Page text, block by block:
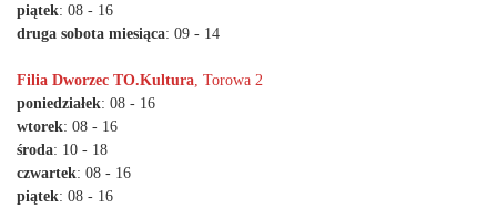
piątek: 08 - 16
druga sobota miesiąca: 09 - 14
Filia Dworzec TO.Kultura , Torowa 2
poniedziałek: 08 - 16
wtorek: 08 - 16
środa: 10 - 18
czwartek: 08 - 16
piątek: 08 - 16